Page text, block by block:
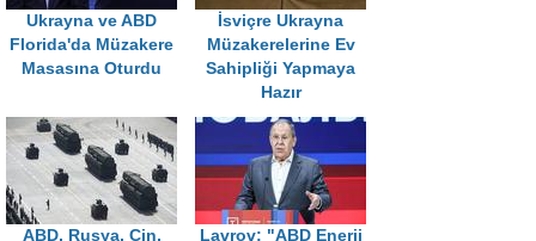
Ukrayna ve ABD
Florida'da Müzakere
Masasına Oturdu
İsviçre Ukrayna
Müzakerelerine Ev
Sahipliği Yapmaya
Hazır
ABD, Rusya, Çin,
Lavrov: "ABD Enerji